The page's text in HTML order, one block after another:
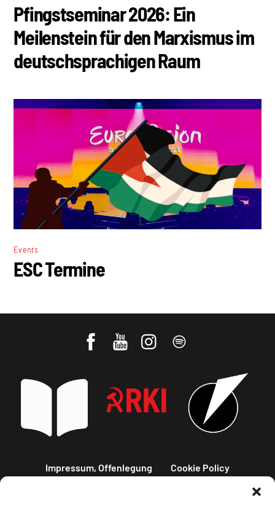
Pfingstseminar 2026: Ein
Meilenstein für den Marxismus im
deutschsprachigen Raum
Events
ESC Termine
Impressum, Offenlegung Cookie Policy